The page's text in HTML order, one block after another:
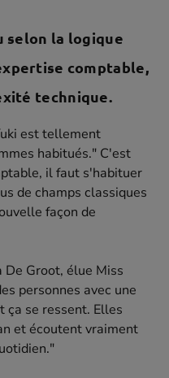
selon la logique
comptable,
technique.
est tellement
habitués." C'est
il faut s'habituer
de champs classiques
façon de
Groot, élue Miss
personnes avec une
ça se ressent. Elles
et écoutent vraiment